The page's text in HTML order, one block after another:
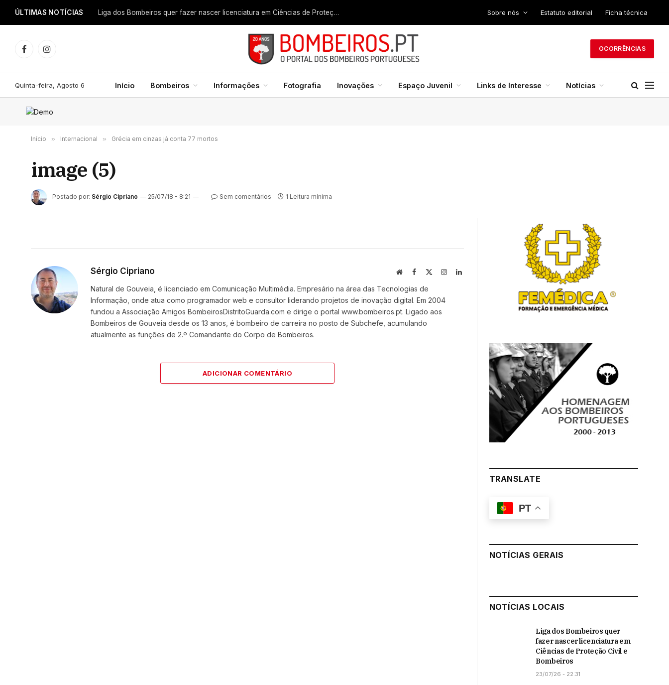
ÚLTIMAS NOTÍCIAS Liga dos Bombeiros quer fazer nascer licenciatura em Ciências de Proteção Civil e Bombeiros Sobre nós Estatuto editorial Ficha técnica
FacebookInstagram
OCORRÊNCIAS
Quinta-feira, Agosto 6 Início Bombeiros Informações Fotografia Inovações Espaço Juvenil Links de Interesse Notícias
Início » Internacional » Grécia em cinzas já conta 77 mortos
image (5)
Postado por: Sérgio Cipriano 25/07/18 - 8:21 Sem comentários 1 Leitura mínima
Sérgio Cipriano WebsiteFacebook InstagramLinkedIn
Natural de Gouveia, é licenciado em Comunicação Multimédia. Empresário na área das Tecnologias de
Informação, onde atua como programador web e consultor liderando projetos de inovação digital. Em 2004
fundou a Associação Amigos BombeirosDistritoGuarda.com e dirige o portal www.bombeiros.pt. Ligado aos
Bombeiros de Gouveia desde os 13 anos, é bombeiro de carreira no posto de Subchefe, acumulando
atualmente as funções de 2.º Comandante do Corpo de Bombeiros.
ADICIONAR COMENTÁRIO
TRANSLATE
PT
NOTÍCIAS GERAIS
NOTÍCIAS LOCAIS
Liga dos Bombeiros quer
fazer nascer licenciatura em
Ciências de Proteção Civil e
Bombeiros
23/07/26 - 22:31